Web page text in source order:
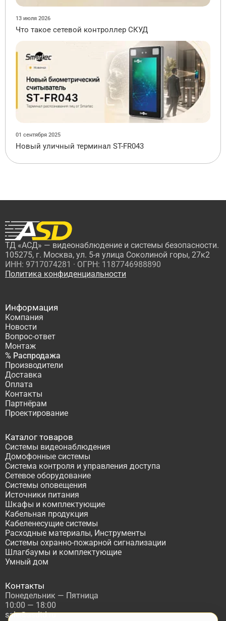
13 июля 2026
Что такое сетевой контроллер СКУД
01 сентября 2025
Новый уличный терминал ST-FR043
ТД «АСД» — видеонаблюдение и системы безопасности.
105275, г. Москва, ул. 5-я улица Соколиной горы, 27к2
ИНН: 9717074281 · ОГРН: 1187746988890
Политика конфиденциальности
Информация
Компания
Новости
Вопрос-ответ
Монтаж
% Распродажа
Производители
Доставка
Оплата
Контакты
Партнёрам
Проектирование
Каталог товаров
Системы видеонаблюдения
Домофонные системы
Система контроля и управления доступа
Сетевое оборудование
Системы оповещения
Источники питания
Шкафы и комплектующие
Кабельная продукция
Кабеленесущие системы
Расходные материалы, Инструменты
Системы охранно-пожарной сигнализации
Шлагбаумы и комплектующие
Умный дом
Контакты
Понедельник — Пятница
10:00 — 18:00
sale@asdtd.ru